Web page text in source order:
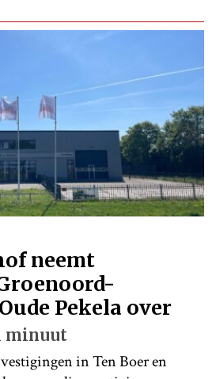
neemt
Pekela over
minuut
in Ten Boer en